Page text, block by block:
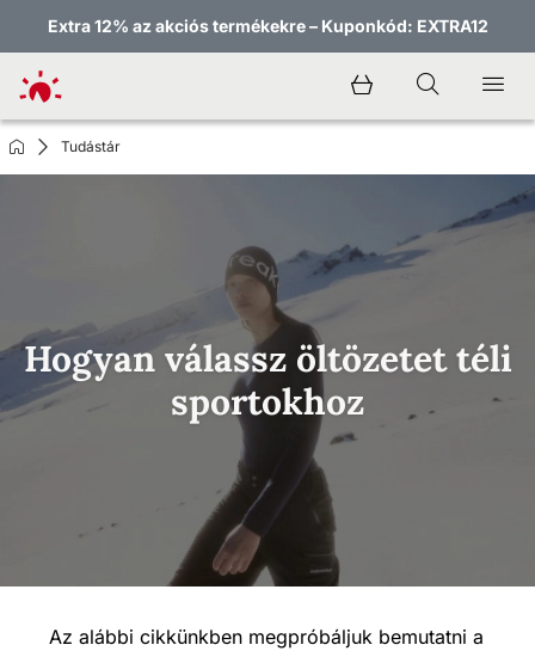
Extra 12% az akciós termékekre – Kuponkód: EXTRA12
Tudástár
Hogyan válassz öltözetet téli
sportokhoz
Az alábbi cikkünkben megpróbáljuk bemutatni a